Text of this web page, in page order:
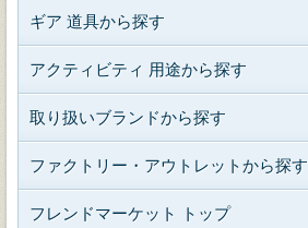
ギア 道具から探す
アクティビティ 用途から探す
取り扱いブランドから探す
ファクトリー・アウトレットから探す
フレンドマーケット トップ